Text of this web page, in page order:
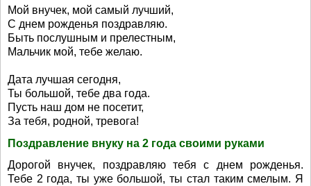
Мой внучек, мой самый лучший,
С днем рожденья поздравляю.
Быть послушным и прелестным,
Мальчик мой, тебе желаю.
Дата лучшая сегодня,
Ты большой, тебе два года.
Пусть наш дом не посетит,
За тебя, родной, тревога!
Поздравление внуку на 2 года своими руками
Дорогой внучек, поздравляю тебя с днем рожденья.
Тебе 2 года, ты уже большой, ты стал таким смелым. Я